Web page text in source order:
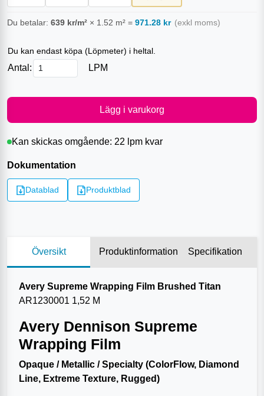
Du betalar: 639 kr/m² × 1.52 m² = 971.28 kr (exkl moms)
Du kan endast köpa (Löpmeter) i heltal.
Antal: LPM
Lägg i varukorg
Kan skickas omgående: 22 lpm kvar
Dokumentation
Datablad Produktblad
Översikt Produktinformation Specifikation
Avery Supreme Wrapping Film Brushed Titan
AR1230001 1,52 M
Avery Dennison Supreme
Wrapping Film
Opaque / Metallic / Specialty (ColorFlow, Diamond
Line, Extreme Texture, Rugged)